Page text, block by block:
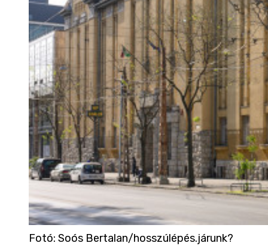
Fotó: Soós Bertalan/hosszúlépés.járunk?